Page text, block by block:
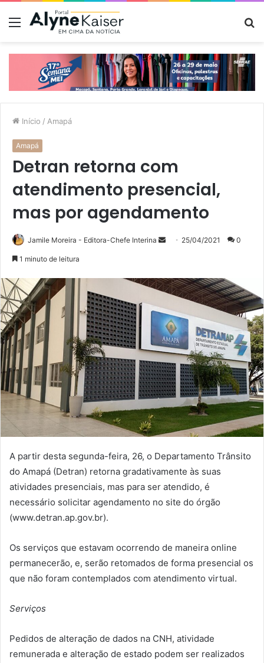
Menu
Início / Amapá
Amapá
Detran retorna com
atendimento presencial,
mas por agendamento
Jamile Moreira - Editora-Chefe Interina
Mande
mail
25/04/2021 0
1 minuto de leitura
A partir desta segunda-feira, 26, o Departamento Trânsito
do Amapá (Detran) retorna gradativamente às suas
atividades presenciais, mas para ser atendido, é
necessário solicitar agendamento no site do órgão
(www.detran.ap.gov.br).
Os serviços que estavam ocorrendo de maneira online
permanecerão, e, serão retomados de forma presencial os
que não foram contemplados com atendimento virtual.
Serviços
Pedidos de alteração de dados na CNH, atividade
remunerada e alteração de estado podem ser realizados